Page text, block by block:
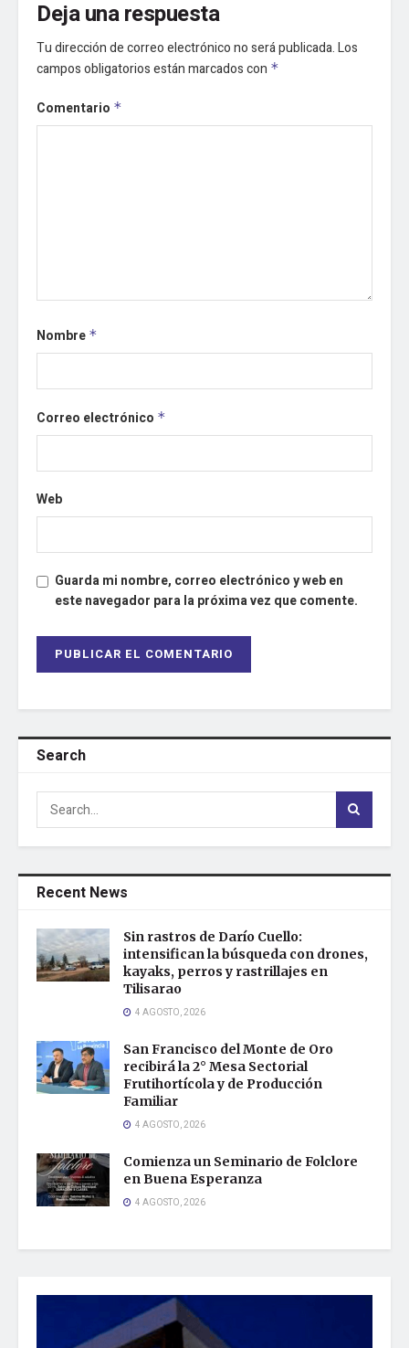
Deja una respuesta
Tu dirección de correo electrónico no será publicada.Los
campos obligatorios están marcados con *
Comentario *
Nombre *
Correo electrónico *
Web
Guarda mi nombre, correo electrónico y web en
este navegador para la próxima vez que comente.
Search
Recent News
Sin rastros de Darío Cuello:
intensifican la búsqueda con drones,
kayaks, perros y rastrillajes en
Tilisarao
4 AGOSTO, 2026
San Francisco del Monte de Oro
recibirá la 2° Mesa Sectorial
Frutihortícola y de Producción
Familiar
4 AGOSTO, 2026
Comienza un Seminario de Folclore
en Buena Esperanza
4 AGOSTO, 2026